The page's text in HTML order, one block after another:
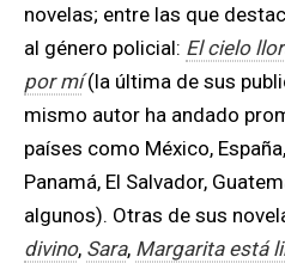
novelas; entre las que
al género policial: El cielo
por mí(la última de sus
mismo autor ha andado
países como México,
Panamá, El Salvador,
algunos). Otras de sus
divino, Sara, Margarita está